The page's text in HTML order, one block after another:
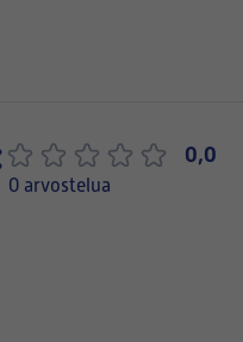
0,0
0 arvostelua